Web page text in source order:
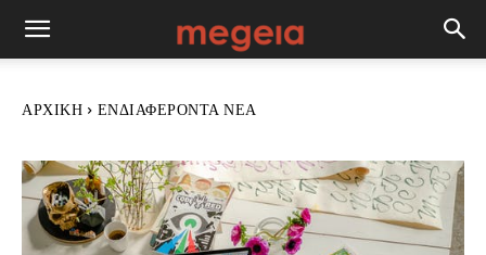
ΑΡΧΙΚΉ ΕΝΔΙΑΦΈΡΟΝΤΑ ΝΈΑ